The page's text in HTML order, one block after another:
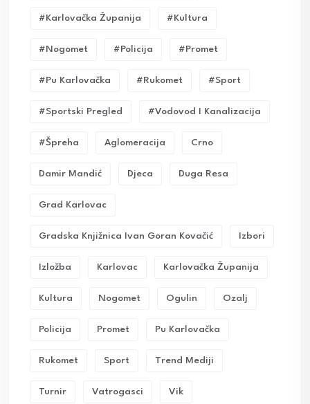
#karlovačka Županija #kultura
#nogomet #policija #promet
#pu Karlovačka #rukomet #sport
#sportski Pregled #vodovod I Kanalizacija
#Špreha Aglomeracija Crno
Damir Mandić Djeca Duga Resa
Grad Karlovac
Gradska Knjižnica Ivan Goran Kovačić Izbori
Izložba Karlovac Karlovačka Županija
Kultura Nogomet Ogulin Ozalj
Policija Promet Pu Karlovačka
Rukomet Sport Trend Mediji
Turnir Vatrogasci Vik